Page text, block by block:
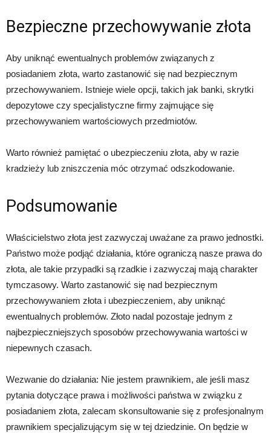
Bezpieczne przechowywanie złota
Aby uniknąć ewentualnych problemów związanych z
posiadaniem złota, warto zastanowić się nad bezpiecznym
przechowywaniem. Istnieje wiele opcji, takich jak banki, skrytki
depozytowe czy specjalistyczne firmy zajmujące się
przechowywaniem wartościowych przedmiotów.
Warto również pamiętać o ubezpieczeniu złota, aby w razie
kradzieży lub zniszczenia móc otrzymać odszkodowanie.
Podsumowanie
Właścicielstwo złota jest zazwyczaj uważane za prawo jednostki.
Państwo może podjąć działania, które ograniczą nasze prawa do
złota, ale takie przypadki są rzadkie i zazwyczaj mają charakter
tymczasowy. Warto zastanowić się nad bezpiecznym
przechowywaniem złota i ubezpieczeniem, aby uniknąć
ewentualnych problemów. Złoto nadal pozostaje jednym z
najbezpieczniejszych sposobów przechowywania wartości w
niepewnych czasach.
Wezwanie do działania: Nie jestem prawnikiem, ale jeśli masz
pytania dotyczące prawa i możliwości państwa w związku z
posiadaniem złota, zalecam skonsultowanie się z profesjonalnym
prawnikiem specjalizującym się w tej dziedzinie. On będzie w